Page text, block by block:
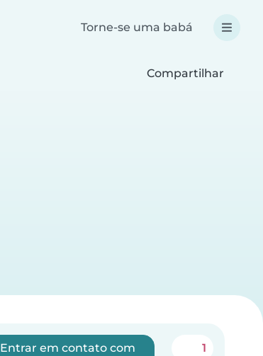
Torne-se uma babá
Compartilhar
Entrar em contato com
1